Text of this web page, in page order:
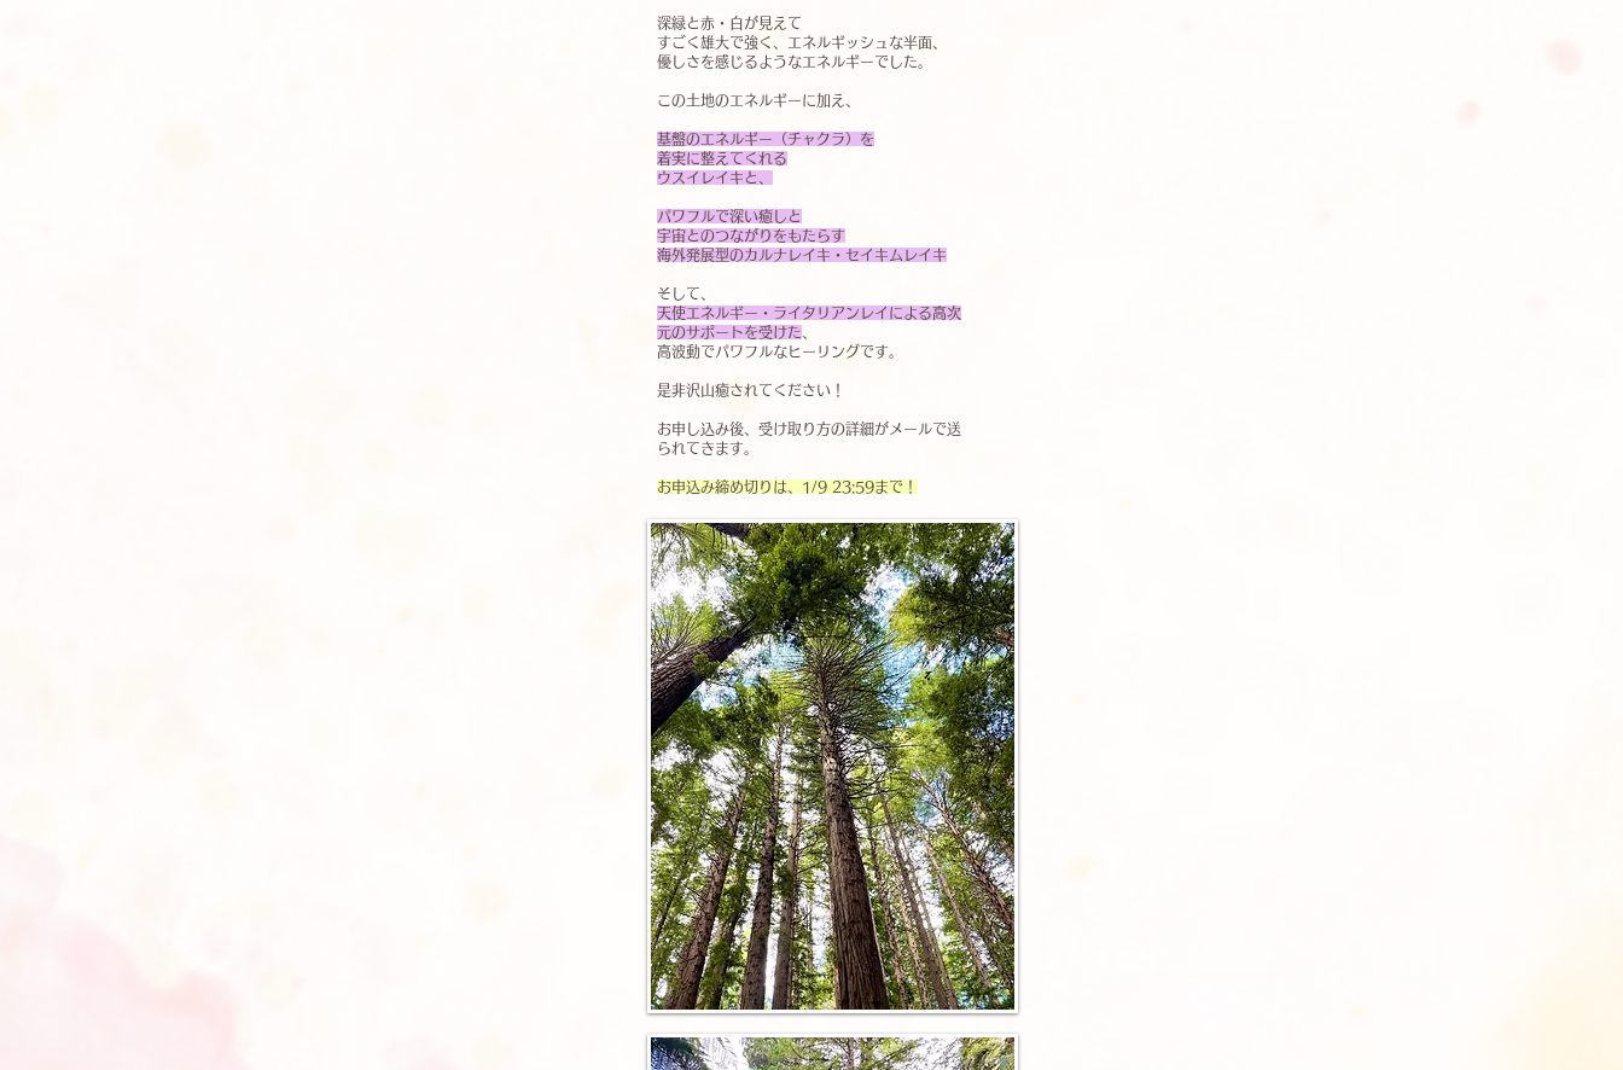
深緑と赤・白が見えて
すごく雄大で強く、エネルギッシュな半面、
優しさを感じるようなエネルギーでした。
この土地のエネルギーに加え、
基盤のエネルギー（チャクラ）を
着実に整えてくれる
​ウスイレイキと、
パワフルで深い癒しと
宇宙とのつながりをもたらす
海外発展型のカルナレイキ・セイキムレイキ
そして、
天使エネルギー・ライタリアンレイによる高次
元のサポートを受けた
高波動でパワフルなヒーリングです。
是非沢山癒されてください！
​お申し込み後、受け取り方の詳細がメールで送
られてきます。
​お申込み締め切りは、1/9 23:59まで！